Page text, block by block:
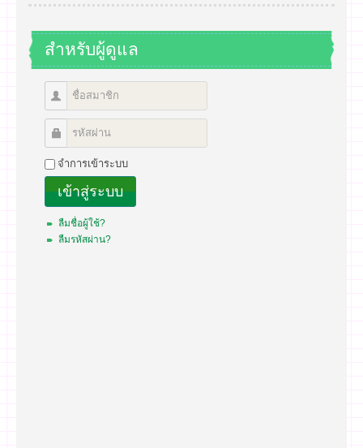
สำหรับผู้ดูแล
จำการเข้าระบบ
เข้าสู่ระบบ
ลืมชื่อผู้ใช้?
ลืมรหัสผ่าน?